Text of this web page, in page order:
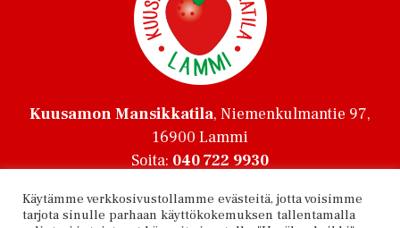
Kuusamon Mansikkatila, Niemenkulmantie 97,
16900 Lammi
Soita: 040 722 9930
Oiva-raportti
Käytämme verkkosivustollamme evästeitä, jotta voisimme
tarjota sinulle parhaan käyttökokemuksen tallentamalla